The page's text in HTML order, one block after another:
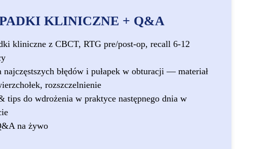
KLINICZNE + Q&A
kliniczne z CBCT, RTG pre/post-op, recall 6-12
najczęstszych błędów i pułapek w obturacji — materiał
rozszczelnienie
tips do wdrożenia w praktyce następnego dnia w
na żywo